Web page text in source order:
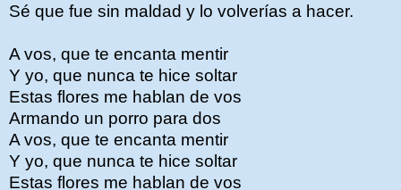
Sé que fue sin maldad y lo volverías a hacer.
A vos, que te encanta mentir
Y yo, que nunca te hice soltar
Estas flores me hablan de vos
Armando un porro para dos
A vos, que te encanta mentir
Y yo, que nunca te hice soltar
Estas flores me hablan de vos